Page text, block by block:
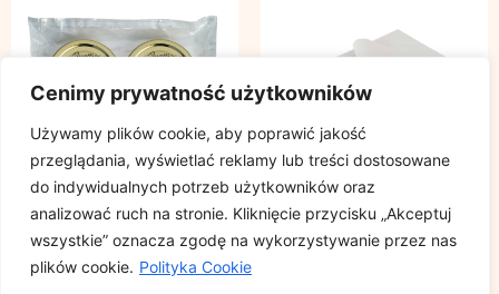
Cenimy prywatność użytkowników
Używamy plików cookie, aby poprawić jakość
przeglądania, wyświetlać reklamy lub treści dostosowane
do indywidualnych potrzeb użytkowników oraz
analizować ruch na stronie. Kliknięcie przycisku „Akceptuj
wszystkie” oznacza zgodę na wykorzystywanie przez nas
plików cookie. Polityka Cookie
Pokrywka do słoików Quattro
Stagioni – zestaw 2 szt. śr.70